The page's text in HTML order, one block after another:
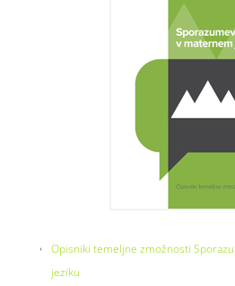
Opisniki temeljne zmožnosti
jeziku